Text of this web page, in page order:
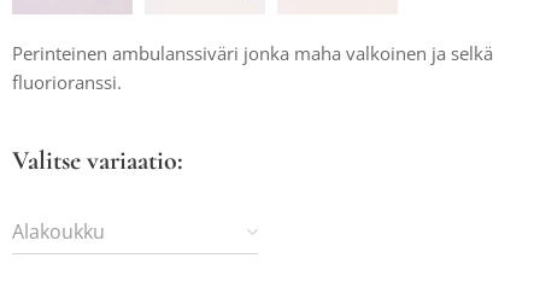
Perinteinen ambulanssiväri jonka maha valkoinen ja selkä
fluorioranssi.
Valitse variaatio:
Alakoukku